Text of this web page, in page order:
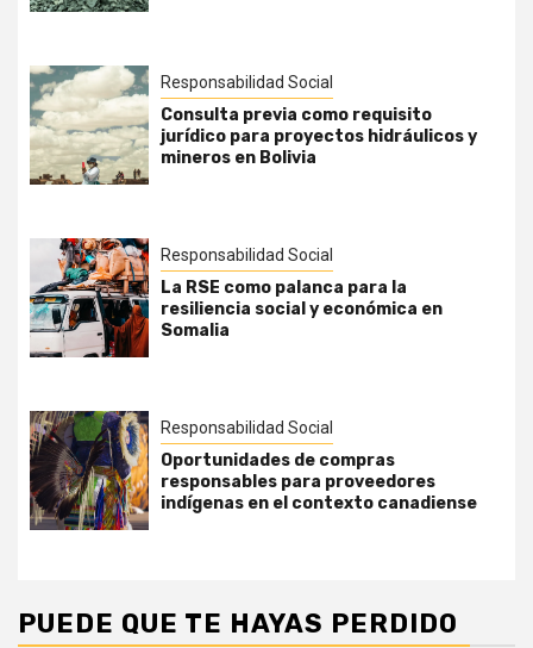
Responsabilidad Social
Consulta previa como requisito
jurídico para proyectos hidráulicos y
mineros en Bolivia
Responsabilidad Social
La RSE como palanca para la
resiliencia social y económica en
Somalia
Responsabilidad Social
Oportunidades de compras
responsables para proveedores
indígenas en el contexto canadiense
PUEDE QUE TE HAYAS PERDIDO